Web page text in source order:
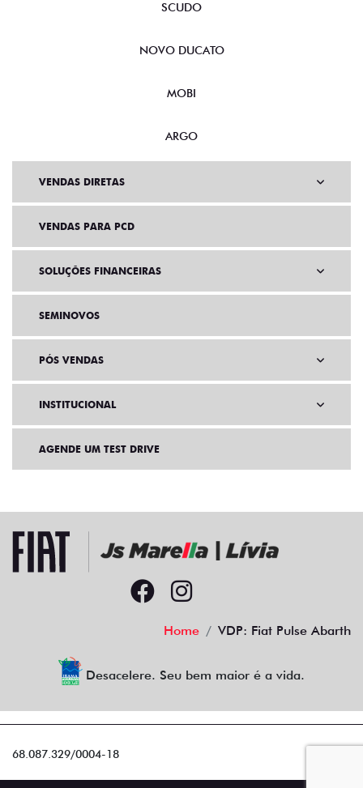
SCUDO
NOVO DUCATO
MOBI
ARGO
VENDAS DIRETAS
VENDAS PARA PCD
SOLUÇÕES FINANCEIRAS
SEMINOVOS
PÓS VENDAS
INSTITUCIONAL
AGENDE UM TEST DRIVE
Home VDP: Fiat Pulse Abarth
Desacelere. Seu bem maior é a vida.
68.087.329/0004-18